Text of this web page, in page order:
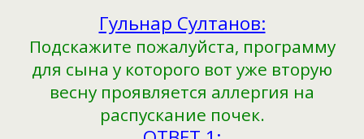
Гульнар Султанов:
Подскажите пожалуйста, программу
для сына у которого вот уже вторую
весну проявляется аллергия на
распускание почек.